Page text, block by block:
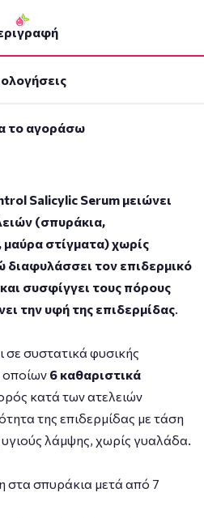
το αγοράσω
Salicylic Serum μειώνει
(σπυράκια,
στίγματα) χωρίς
διαφυλάσσει τον επιδερμικό
συσφίγγει τους πόρους
την υφή της επιδερμίδας.
σε συστατικά φυσικής
οποίων 6 καθαριστικά
κατά των ατελειών
της επιδερμίδας με τάση
υγιούς λάμψης, χωρίς γυαλάδα.
στα σπυράκια μετά από 7